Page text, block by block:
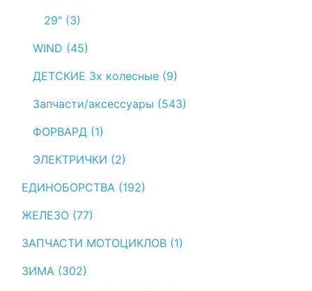
29" (3)
WIND (45)
ДЕТСКИЕ 3х колесные (9)
Запчасти/аксессуары (543)
ФОРВАРД (1)
ЭЛЕКТРИЧКИ (2)
ЕДИНОБОРСТВА (192)
ЖЕЛЕЗО (77)
ЗАПЧАСТИ МОТОЦИКЛОВ (1)
ЗИМА (302)